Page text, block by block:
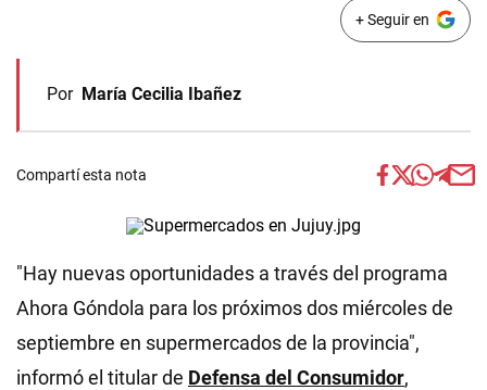
+ Seguir en
Por María Cecilia Ibañez
Compartí esta nota
"Hay nuevas oportunidades a través del programa
Ahora Góndola para los próximos dos miércoles de
septiembre en supermercados de la provincia",
informó el titular de Defensa del Consumidor,